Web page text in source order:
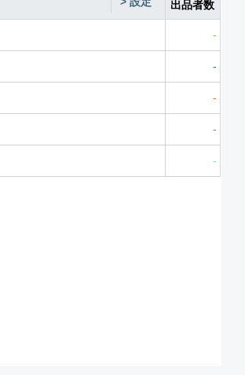
出品者数
-
-
-
-
-